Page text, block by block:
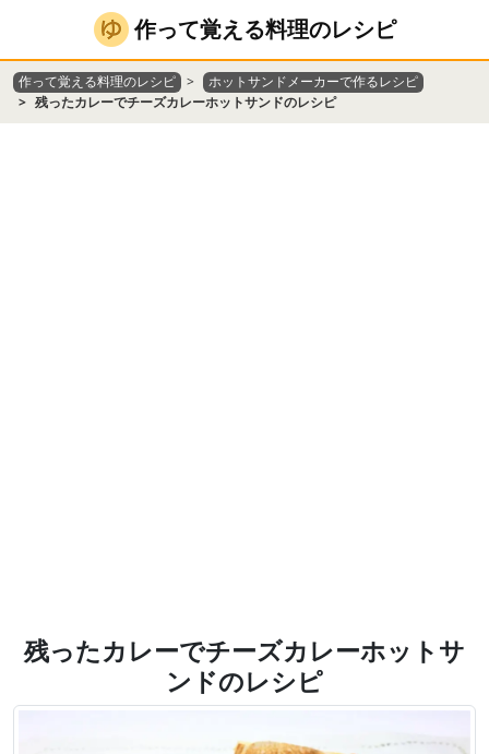
作って覚える料理のレシピ
作って覚える料理のレシピ
ホットサンドメーカーで作るレシピ
残ったカレーでチーズカレーホットサンドのレシピ
残ったカレーでチーズカレーホットサ
ンドのレシピ